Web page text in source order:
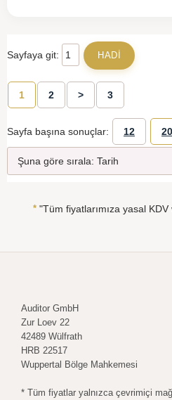
Sayfaya git:
1 2 > 3
Sayfa başına sonuçlar: 12 20
*"Tüm fiyatlarımıza yasal KDV
Auditor GmbH
Zur Loev 22
42489 Wülfrath
HRB 22517
Wuppertal Bölge Mahkemesi
* Tüm fiyatlar yalnızca çevrimiçi